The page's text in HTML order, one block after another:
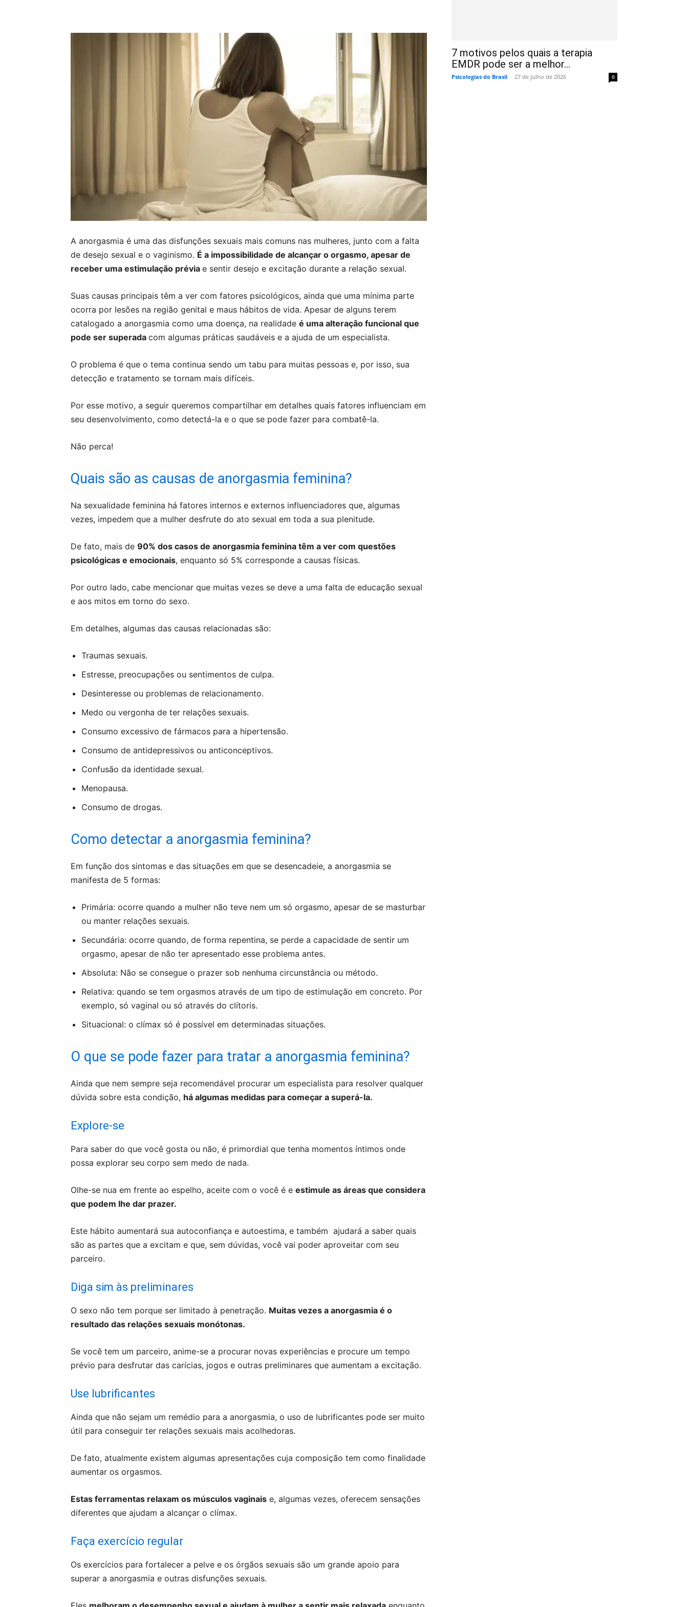
A anorgasmia é uma das disfunções sexuais mais comuns nas mulheres, junto com a falta
de desejo sexual e o vaginismo. É a impossibilidade de alcançar o orgasmo, apesar de
receber uma estimulação prévia e sentir desejo e excitação durante a relação sexual.
Suas causas principais têm a ver com fatores psicológicos, ainda que uma mínima parte
ocorra por lesões na região genital e maus hábitos de vida. Apesar de alguns terem
catalogado a anorgasmia como uma doença, na realidade é uma alteração funcional que
pode ser superada com algumas práticas saudáveis e a ajuda de um especialista.
O problema é que o tema continua sendo um tabu para muitas pessoas e, por isso, sua
detecção e tratamento se tornam mais difíceis.
Por esse motivo, a seguir queremos compartilhar em detalhes quais fatores influenciam em
seu desenvolvimento, como detectá-la e o que se pode fazer para combatê-la.
Não perca!
Quais são as causas de anorgasmia feminina?
Na sexualidade feminina há fatores internos e externos influenciadores que, algumas
vezes, impedem que a mulher desfrute do ato sexual em toda a sua plenitude.
De fato, mais de 90% dos casos de anorgasmia feminina têm a ver com questões
psicológicas e emocionais, enquanto só 5% corresponde a causas físicas.
Por outro lado, cabe mencionar que muitas vezes se deve a uma falta de educação sexual
e aos mitos em torno do sexo.
Em detalhes, algumas das causas relacionadas são:
Traumas sexuais.
Estresse, preocupações ou sentimentos de culpa.
Desinteresse ou problemas de relacionamento.
Medo ou vergonha de ter relações sexuais.
Consumo excessivo de fármacos para a hipertensão.
Consumo de antidepressivos ou anticonceptivos.
Confusão da identidade sexual.
Menopausa.
Consumo de drogas.
Como detectar a anorgasmia feminina?
Em função dos sintomas e das situações em que se desencadeie, a anorgasmia se
manifesta de 5 formas:
Primária: ocorre quando a mulher não teve nem um só orgasmo, apesar de se masturbar
ou manter relações sexuais.
Secundária: ocorre quando, de forma repentina, se perde a capacidade de sentir um
orgasmo, apesar de não ter apresentado esse problema antes.
Absoluta: Não se consegue o prazer sob nenhuma circunstância ou método.
Relativa: quando se tem orgasmos através de um tipo de estimulação em concreto. Por
exemplo, só vaginal ou só através do clítoris.
Situacional: o clímax só é possível em determinadas situações.
O que se pode fazer para tratar a anorgasmia feminina?
Ainda que nem sempre seja recomendável procurar um especialista para resolver qualquer
dúvida sobre esta condição, há algumas medidas para começar a superá-la.
Explore-se
Para saber do que você gosta ou não, é primordial que tenha momentos íntimos onde
possa explorar seu corpo sem medo de nada.
Olhe-se nua em frente ao espelho, aceite com o você é e estimule as áreas que considera
que podem lhe dar prazer.
Este hábito aumentará sua autoconfiança e autoestima, e também ajudará a saber quais
são as partes que a excitam e que, sem dúvidas, você vai poder aproveitar com seu
parceiro.
Diga sim às preliminares
O sexo não tem porque ser limitado à penetração. Muitas vezes a anorgasmia é o
resultado das relações sexuais monótonas.
Se você tem um parceiro, anime-se a procurar novas experiências e procure um tempo
prévio para desfrutar das carícias, jogos e outras preliminares que aumentam a excitação.
Use lubrificantes
Ainda que não sejam um remédio para a anorgasmia, o uso de lubrificantes pode ser muito
útil para conseguir ter relações sexuais mais acolhedoras.
De fato, atualmente existem algumas apresentações cuja composição tem como finalidade
aumentar os orgasmos.
Estas ferramentas relaxam os músculos vaginais e, algumas vezes, oferecem sensações
diferentes que ajudam a alcançar o clímax.
Faça exercício regular
Os exercícios para fortalecer a pelve e os órgãos sexuais são um grande apoio para
superar a anorgasmia e outras disfunções sexuais.
7 motivos pelos quais a terapia
EMDR pode ser a melhor...
Psicologias do Brasil - 27 de julho de 2026 0